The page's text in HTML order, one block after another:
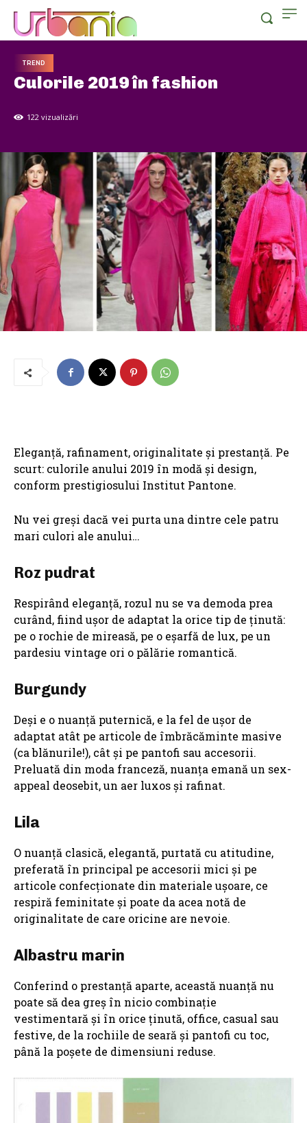
TREND
Culorile 2019 în fashion
122 vizualizări
Eleganță, rafinament, originalitate și prestanță. Pe
scurt: culorile anului 2019 în modă și design,
conform prestigiosului Institut Pantone.
Nu vei greși dacă vei purta una dintre cele patru
mari culori ale anului…
Roz pudrat
Respirând eleganță, rozul nu se va demoda prea
curând, fiind ușor de adaptat la orice tip de ținută:
pe o rochie de mireasă, pe o eșarfă de lux, pe un
pardesiu vintage ori o pălărie romantică.
Burgundy
Deși e o nuanță puternică, e la fel de ușor de
adaptat atât pe articole de îmbrăcăminte masive
(ca blănurile!), cât și pe pantofi sau accesorii.
Preluată din moda franceză, nuanța emană un sex-
appeal deosebit, un aer luxos și rafinat.
Lila
O nuanță clasică, elegantă, purtată cu atitudine,
preferată în principal pe accesorii mici și pe
articole confecționate din materiale ușoare, ce
respiră feminitate și poate da acea notă de
originalitate de care oricine are nevoie.
Albastru marin
Conferind o prestanță aparte, această nuanță nu
poate să dea greș în nicio combinație
vestimentară și în orice ținută, office, casual sau
festive, de la rochiile de seară și pantofi cu toc,
până la poșete de dimensiuni reduse.